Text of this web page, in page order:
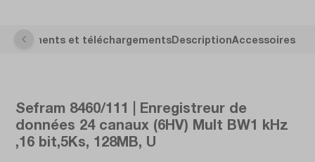
Documents et téléchargementsDescriptionAccessoires
Sefram 8460/111 | Enregistreur de
données 24 canaux (6HV) Mult BW1 kHz
,16 bit,5Ks, 128MB, U